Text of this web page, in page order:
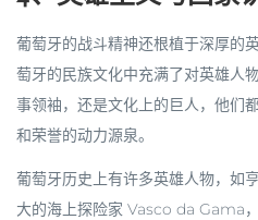
葡萄牙的战斗精神还根植于深厚的
萄牙的民族文化中充满了对英雄人
事领袖，还是文化上的巨人，他们
和荣誉的动力源泉。
葡萄牙历史上有许多英雄人物，如
大的海上探险家 Vasco da Gama